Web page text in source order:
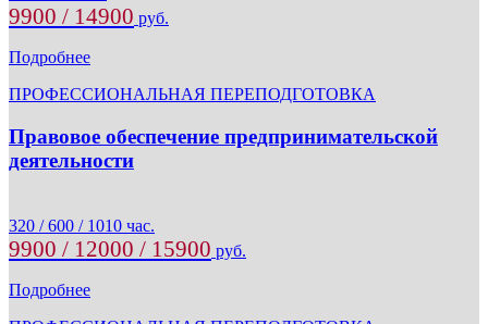
9900 / 14900 руб.
Подробнее
ПРОФЕССИОНАЛЬНАЯ ПЕРЕПОДГОТОВКА
Правовое обеспечение предпринимательской
деятельности
320 / 600 / 1010 час.
9900 / 12000 / 15900 руб.
Подробнее